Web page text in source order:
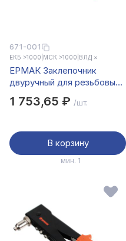
671-001
ЕКБ >1000 МСК >1000 ВЛД ×
ЕРМАК Заклепочник
двуручный для резьбовых
1 753,65 ₽ /шт.
В корзину
мин. 1